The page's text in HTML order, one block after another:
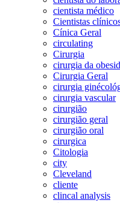
cientista médico
Cientistas
Cínica Geral
circulating
Cirurgia
cirurgia da
Cirurgia Geral
cirurgia
cirurgia vascular
cirurgião
cirurgião geral
cirurgião oral
cirurgica
Citologia
city
Cleveland
cliente
clincal analysis